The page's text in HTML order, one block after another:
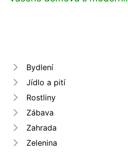
Bydlení
Jídlo a pití
Rostliny
Zábava
Zahrada
Zelenina